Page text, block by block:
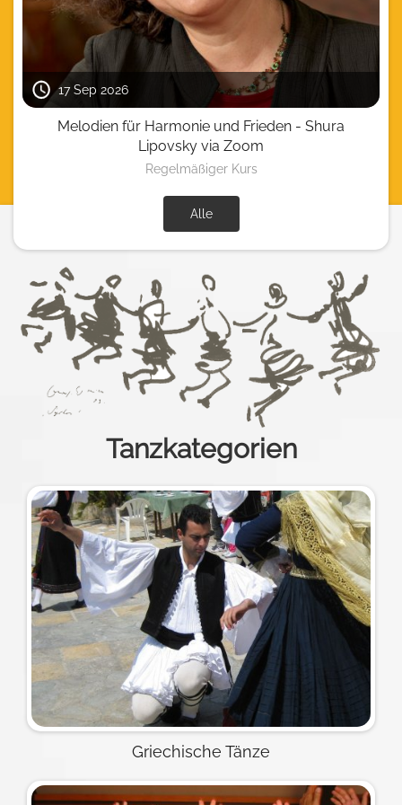
17 Sep 2026
Melodien für Harmonie und Frieden - Shura
Lipovsky via Zoom
Regelmäßiger Kurs
Alle
Tanzkategorien
Griechische Tänze